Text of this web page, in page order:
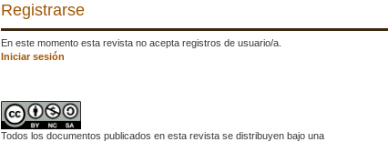
Registrarse
En este momento esta revista no acepta registros de usuario/a.
Iniciar sesión
Todos los documentos publicados en esta revista se distribuyen bajo una